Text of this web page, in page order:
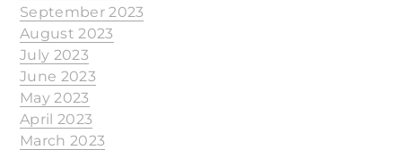
September 2023
August 2023
July 2023
June 2023
May 2023
April 2023
March 2023